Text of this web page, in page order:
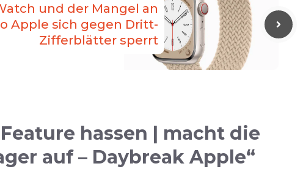
und der Mangel an
Apple sich gegen Dritt-
Zifferblätter sperrt
hassen | macht die
auf – Daybreak Apple“